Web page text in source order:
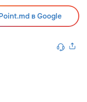
в Google